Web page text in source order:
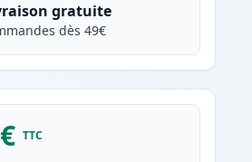
gratuite
dès 49€
TTC